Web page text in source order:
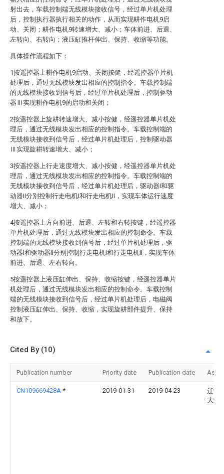
射出去，车载控制端无线模块接收信号，经过单片机处理
后，控制执行器执行相关的动作，从而实现耕作电机9启
动、关闭；耕作电机9转速增大、减小；车体前进、后退、
左转向、右转向；液压缸推杆伸出、保持、收缩等功能。
具体操作流程如下：
1按遥控器上耕作电机9启动、关闭按健，经遥控器单片机
处理后，通过无线模块发出相应的控制指令。车载控制端
的无线模块接收到信号后，经过单片机处理后，控制驱动
器Ⅲ实现耕作电机9的启动和关闭；
2按遥控器上旋耕转速增大、减小按健，经遥控器单片机处
理后，通过无线模块发出相应的控制指令。车载控制端的
无线模块接收到信号后，经过单片机处理后，控制驱动器
Ⅲ实现旋耕转速增大、减小；
3按遥控器上行走速度增大、减小按健，经遥控器单片机处
理后，通过无线模块发出相应的控制指令。车载控制端的
无线模块接收到信号后，经过单片机处理后，驱动器I和驱
动器II分别控制行走电机I和行走电机II，实现车体运行速度
增大、减小；
4按遥控器上方向前进、后退、左转和右转按键，经遥控器
单片机处理后，通过无线模块发出相应的控制命令。车载
控制端的无线模块接收到信号后，经过单片机处理后，驱
动器I和驱动器II分别控制行走电机I和行走电机II，实现车体
前进、后退、左右转向。
5按遥控器上液压缸伸出、保持、收缩按键，经遥控器单片
机处理后，通过无线模块发出相应的控制命令。车载控制
端的无线模块接收到信号后，经过单片机处理后，电磁阀
控制液压缸伸出、保持、收缩，实现旋耕部件提升、保持
和放下。
Cited By (10)
Publication number Priority date Publication date
CN109669428A * 2019-01-31 2019-04-23
辽宁
大学